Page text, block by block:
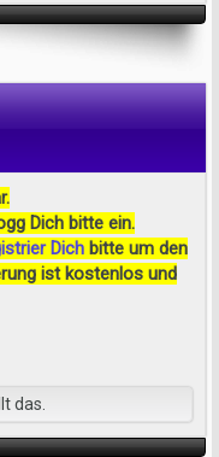
Dich bitte ein.
Dich bitte um den
ist kostenlos und
das.